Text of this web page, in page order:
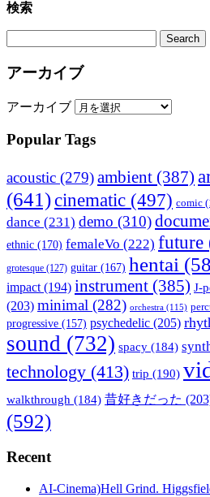
検索
アーカイブ
アーカイブ
Popular Tags
acoustic (279)ambient (387)
(641)cinematic (497) comic
dance (231) demo (310)
ethnic (170) femaleVo (222) future
grotesque (127) guitar (167) hentai
impact (194) instrument (385) J-
(203) minimal (282) orchestra (115)
progressive (157) psychedelic (205)
sound (732) spacy (184)
technology (413) trip (190)
walkthrough (184) 昔好きだった
(592)
Recent
AI-Cinema)Hell Grind.